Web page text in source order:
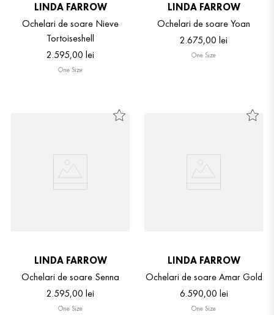
LINDA FARROW
Ochelari de soare Nieve
Tortoiseshell
2.595,00 lei
One Size
LINDA FARROW
Ochelari de soare Yoan
2.675,00 lei
One Size
LINDA FARROW
Ochelari de soare Senna
2.595,00 lei
One Size
LINDA FARROW
Ochelari de soare Amar Gold
6.590,00 lei
One Size